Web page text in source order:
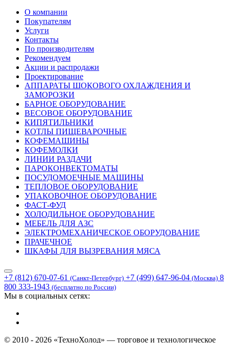
О компании
Покупателям
Услуги
Контакты
По производителям
Рекомендуем
Акции и распродажи
Проектирование
АППАРАТЫ ШОКОВОГО ОХЛАЖДЕНИЯ И
ЗАМОРОЗКИ
БАРНОЕ ОБОРУДОВАНИЕ
ВЕСОВОЕ ОБОРУДОВАНИЕ
КИПЯТИЛЬНИКИ
КОТЛЫ ПИЩЕВАРОЧНЫЕ
КОФЕМАШИНЫ
КОФЕМОЛКИ
ЛИНИИ РАЗДАЧИ
ПАРОКОНВЕКТОМАТЫ
ПОСУДОМОЕЧНЫЕ МАШИНЫ
ТЕПЛОВОЕ ОБОРУДОВАНИЕ
УПАКОВОЧНОЕ ОБОРУДОВАНИЕ
ФАСТ-ФУД
ХОЛОДИЛЬНОЕ ОБОРУДОВАНИЕ
МЕБЕЛЬ ДЛЯ АЗС
ЭЛЕКТРОМЕХАНИЧЕСКОЕ ОБОРУДОВАНИЕ
ПРАЧЕЧНОЕ
ШКАФЫ ДЛЯ ВЫЗРЕВАНИЯ МЯСА
+7 (812) 670-07-61 (Санкт-Петербург) +7 (499) 647-96-04 (Москва) 8
800 333-1943 (бесплатно по России)
Мы в социальных сетях:
© 2010 - 2026 «ТехноХолод» — торговое и технологическое